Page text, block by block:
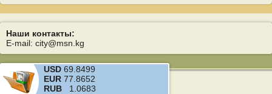
Наши контакты:
E-mail: city@msn.kg
USD 69.8499
EUR 77.8652
RUB 1.0683